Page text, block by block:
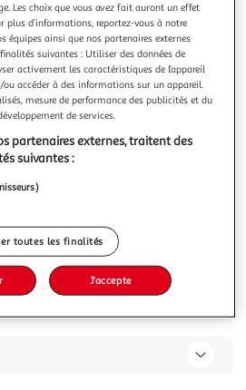
sensitives à l'extrait de
Les choix que vous avez fait auront un effet
plus d’informations, reportez-vous à notre
équipes ainsi que nos partenaires externes
suivantes : Utiliser des données de
activement les caractéristiques de l’appareil
accéder à des informations sur un appareil.
mesure de performance des publicités et du
de services.
partenaires externes, traitent des
suivantes :
toutes les finalités
J'accepte